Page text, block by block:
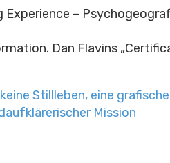
Experience –
Dan Flavins
Stillleben, eine
Mission